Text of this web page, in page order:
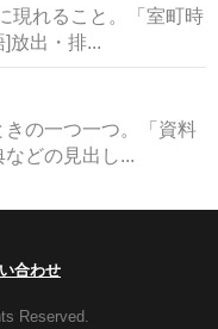
現れること。「室町時
放出・排...
きの一つ一つ。「資料
どの見出し...
合わせ
Reserved.